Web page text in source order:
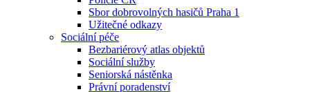
Sbor dobrovolných hasičů Praha 1
Užitečné odkazy
Sociální péče
Bezbariérový atlas objektů
Sociální služby
Seniorská nástěnka
Právní poradenství